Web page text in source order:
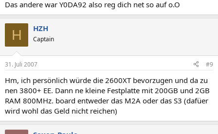
Das andere war Y0DA92 also reg dich net so auf o.O
H HZH
Captain
31. Juli 2007 #9
Hm, ich persönlich würde die 2600XT bevorzugen und da zu
nen 3800+ EE. Dann ne kleine Festplatte mit 200GB und 2GB
RAM 800MHz. board entweder das M2A oder das S3 (dafüer
wird wohl das Geld nicht reichen)